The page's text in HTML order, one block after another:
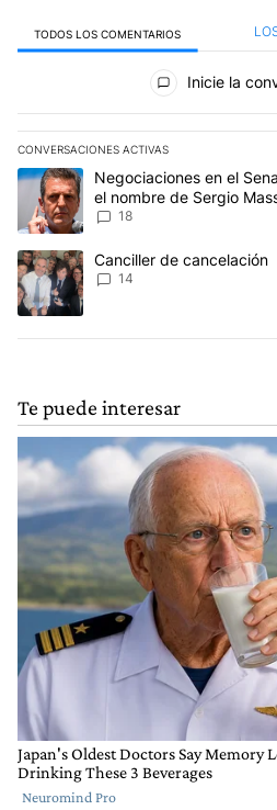
TODOS LOS COMENTARIOS
Todos los comentarios
Inicie la
CONVERSACIONES ACTIVAS
Este listado muestra los artículos
Un artículo de tendencia con el
Negociaciones en el
el nombre de Sergio
18
Un artículo de tendencia con el
Canciller de cancelación
14